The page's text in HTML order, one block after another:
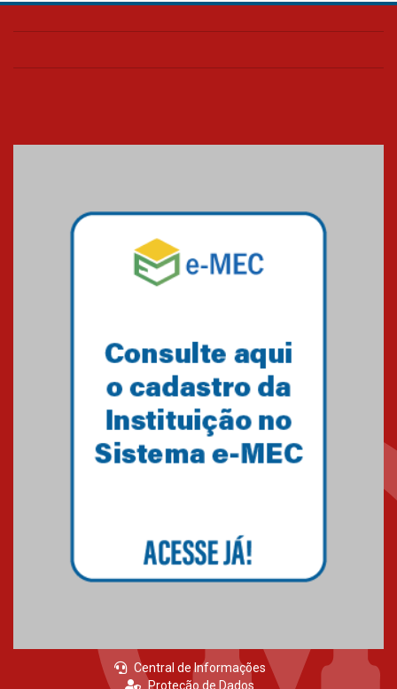
Central de Informações
Proteção de Dados